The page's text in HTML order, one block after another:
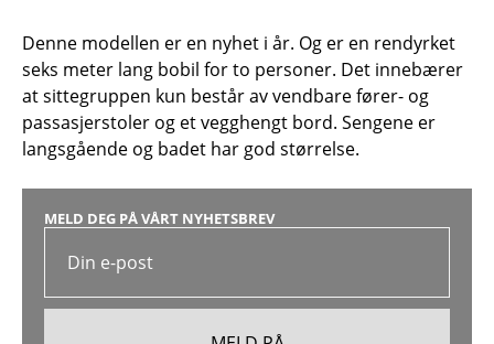
Denne modellen er en nyhet i år. Og er en rendyrket
seks meter lang bobil for to personer. Det innebærer
at sittegruppen kun består av vendbare fører- og
passasjerstoler og et vegghengt bord. Sengene er
langsgående og badet har god størrelse.
MELD DEG PÅ VÅRT NYHETSBREV